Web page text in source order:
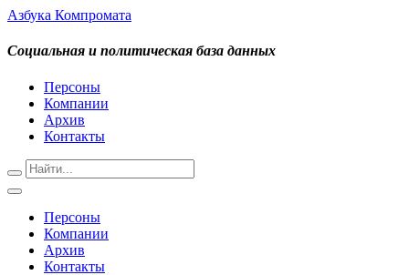
Азбука Компромата
Социальная и политическая база данных
Персоны
Компании
Архив
Контакты
Персоны
Компании
Архив
Контакты